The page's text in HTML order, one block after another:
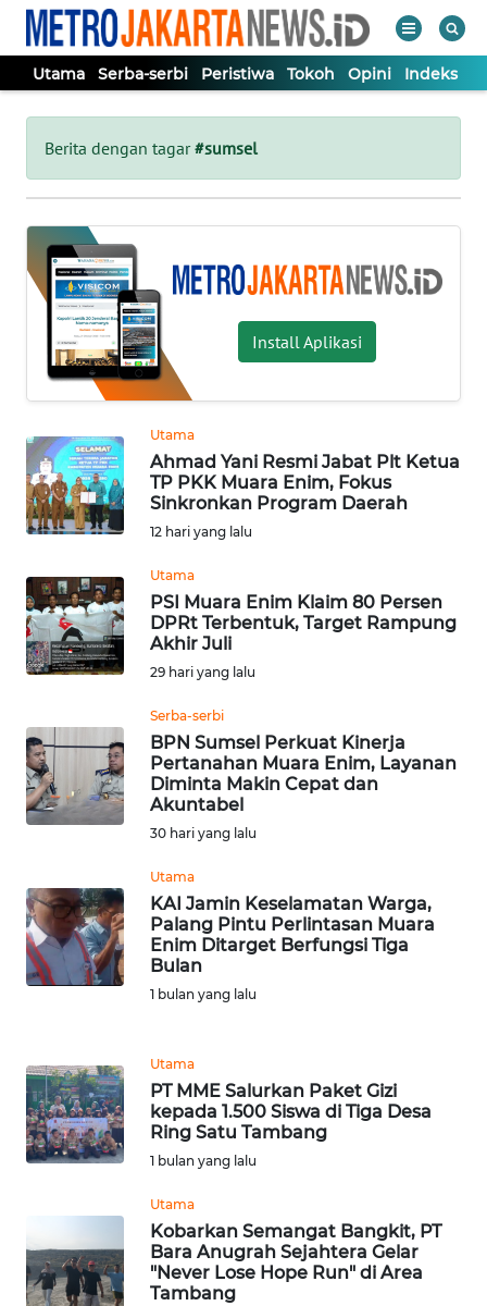
Utama Serba-serbi Peristiwa Tokoh Opini Indeks
Berita dengan tagar#sumsel
Install Aplikasi
Utama
Ahmad Yani Resmi Jabat Plt Ketua
TP PKK Muara Enim, Fokus
Sinkronkan Program Daerah
12 hari yang lalu
Utama
PSI Muara Enim Klaim 80 Persen
DPRt Terbentuk, Target Rampung
Akhir Juli
29 hari yang lalu
Serba-serbi
BPN Sumsel Perkuat Kinerja
Pertanahan Muara Enim, Layanan
Diminta Makin Cepat dan
Akuntabel
30 hari yang lalu
Utama
KAI Jamin Keselamatan Warga,
Palang Pintu Perlintasan Muara
Enim Ditarget Berfungsi Tiga
Bulan
1 bulan yang lalu
Utama
PT MME Salurkan Paket Gizi
kepada 1.500 Siswa di Tiga Desa
Ring Satu Tambang
1 bulan yang lalu
Utama
Kobarkan Semangat Bangkit, PT
Bara Anugrah Sejahtera Gelar
"Never Lose Hope Run" di Area
Tambang
Tutup
UTAMA
SERBA-
SERBI
PERISTIWA
TOKOH
OPINI
Informasi
INDEKS
BERITA
KONTAK
KAMI
INFO
IKLAN
TENTANG
PEDOMAN
MEDIA
SIBER
DISCLAIMER
Wahana
Regional
WN
SUMUT